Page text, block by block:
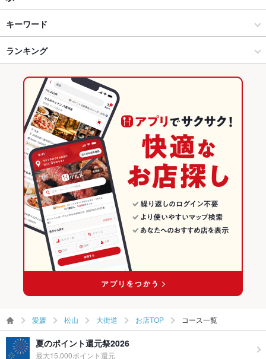
松山 × 居酒屋
松山 × 和風
大街道駅 × 居酒屋
大街道駅 × 和風
和食全般
松山 × 和食
松山 × 和食全般
大街道駅 × 和食
大街道駅 × 和食全般
大街道 × 居酒屋
大街道 × 和風
大街道 × 和食
大街道 × 和食全般
愛媛 × 居酒屋
愛媛 × 和風
愛媛 × 和食
愛媛 × 和食全般
大街道駅
県庁前駅
松山市駅
キーワード
手羽先 からあげ フライドポテト
ハラミステーキ
ランキング
愛媛のグルメランキング
愛媛の居酒屋ランキング
松山のグルメランキング
松山の居酒屋ランキング
大街道のグルメランキング
大街道の居酒屋ランキング
愛媛 松山 大街道 お店TOP コース一覧
夏のポイント還元祭2026
最大15,000ポイント還元